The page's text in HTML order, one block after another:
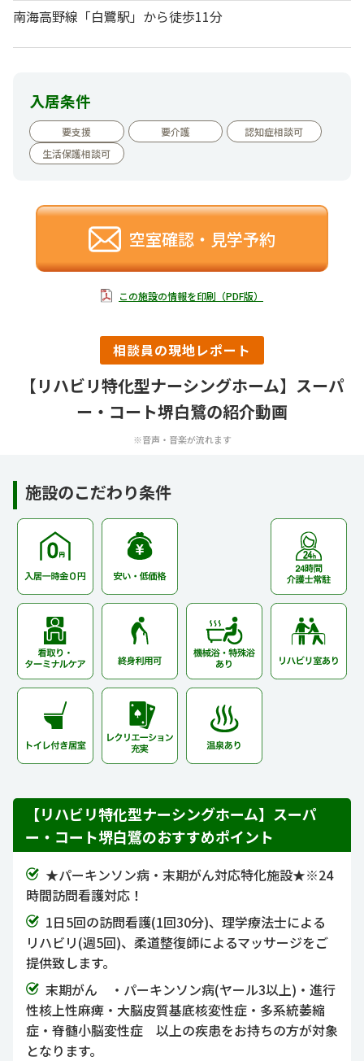
南海高野線「白鷺駅」から徒歩11分
入居条件
要支援 要介護
認知症相談可
生活保護相談可
空室確認・見学予約
この施設の情報を印刷（PDF版）
相談員の現地レポート
【リハビリ特化型ナーシングホーム】スーパ
ー・コート堺白鷺の紹介動画
※音声・音楽が流れます
施設のこだわり条件
【リハビリ特化型ナーシングホーム】スーパ
ー・コート堺白鷺のおすすめポイント
★パーキンソン病・末期がん対応特化施設★※24
時間訪問看護対応！
1日5回の訪問看護(1回30分)、理学療法士による
リハビリ(週5回)、柔道整復師によるマッサージをご
提供致します。
末期がん ・パーキンソン病(ヤール3以上)・進行
性核上性麻痺・大脳皮質基底核変性症・多系統萎縮
症・脊髄小脳変性症 以上の疾患をお持ちの方が対象
となります。